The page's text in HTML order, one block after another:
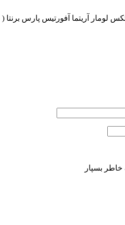
لومار آریتما آفورتیس پارس برنتا
خاطر بسپار